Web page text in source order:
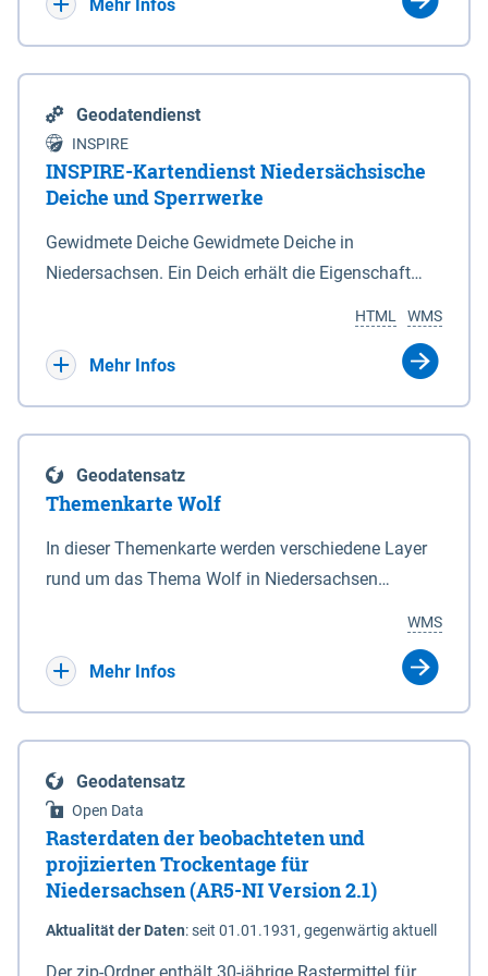
Mehr Infos
Geodatendienst
INSPIRE
INSPIRE-Kartendienst Niedersächsische
Deiche und Sperrwerke
Gewidmete Deiche Gewidmete Deiche in
Niedersachsen. Ein Deich erhält die Eigenschaft
Deichbehörde durch Verordnung ausspricht. Für
enthalten. Sperrwerke Sperrwerke sind Bauwerke
mit Sperrvorrichtungen in Tidegewässern, die dem
Schutz eines Gebietes vor erhöhten Tiden, vor allem
vor Sturmfluten, zu dienen bestimmt sind (§2 Abs.3
Eigenschaft eines Sperrwerkes durch Widmung, die
die Deichbehörde durch Verordnung ausspricht.
WMS
HTML
Mehr Infos
Geodatensatz
Themenkarte Wolf
In dieser Themenkarte werden verschiedene Layer
rund um das Thema Wolf in Niedersachsen
sowie Status der bestehenden Wolfsterritorien im
laufenden Monitoringjahr.
WMS
Mehr Infos
Geodatensatz
Open Data
Rasterdaten der beobachteten und
projizierten Trockentage für
Niedersachsen (AR5-NI Version 2.1)
Aktualität der Daten:seit 01.01.1931, gegenwärtig aktuell